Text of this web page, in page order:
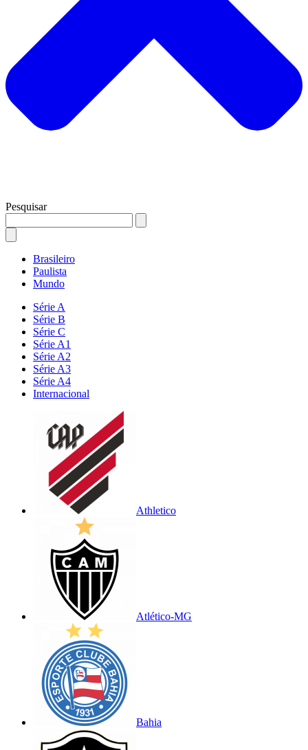
Pesquisar
Brasileiro
Paulista
Mundo
Série A
Série B
Série C
Série A1
Série A2
Série A3
Série A4
Internacional
Athletico
Atlético-MG
Bahia